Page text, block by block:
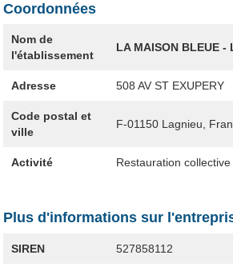
Coordonnées
Nom de
l'établissement
LA MAISON BLEUE -
Adresse 508 AV ST EXUPERY
Code postal et
ville
F-01150 Lagnieu,
Activité Restauration collective
Plus d'informations sur
SIREN 527858112